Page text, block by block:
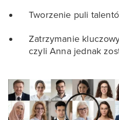
Tworzenie puli
Zatrzymanie
czyli Anna jednak